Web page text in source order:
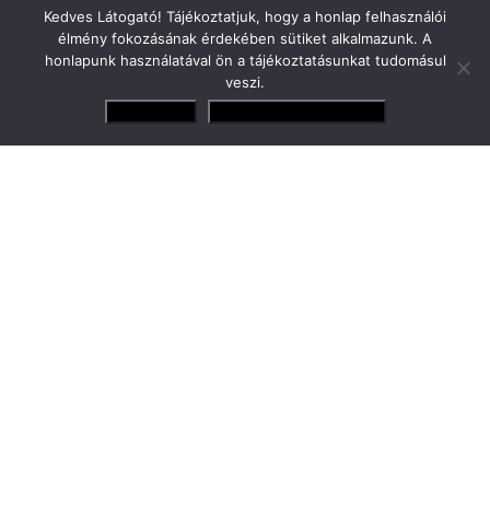
hogy hosszú évek kemény munkája után
bizalommal fordultak hozzánk! Az
együttműködés nagy elismerés a menedzsment
vállalkozásunk számára. Tapasztalt
Kedves Látogató! Tájékoztatjuk, hogy a honlap felhasználói
élmény fokozásának érdekében sütiket alkalmazunk. A
honlapunk használatával ön a tájékoztatásunkat tudomásul
veszi.